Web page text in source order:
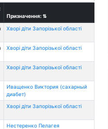
Призначення:⇅
Хворі діти Запорізької області
Хворі діти Запорізької області
Хворі діти Запорізької області
Иващенко Виктория (сахарный
диабет)
Хворі діти Запорізької області
Нестеренко Пелагея